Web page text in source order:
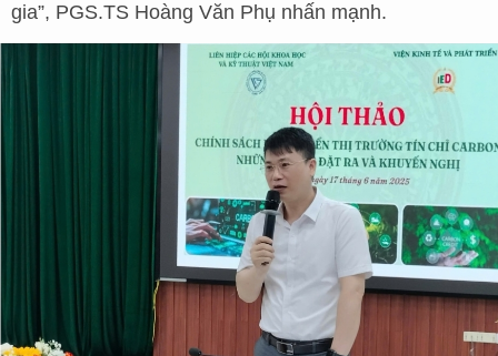
gia”, PGS.TS Hoàng Văn Phụ nhấn mạnh.